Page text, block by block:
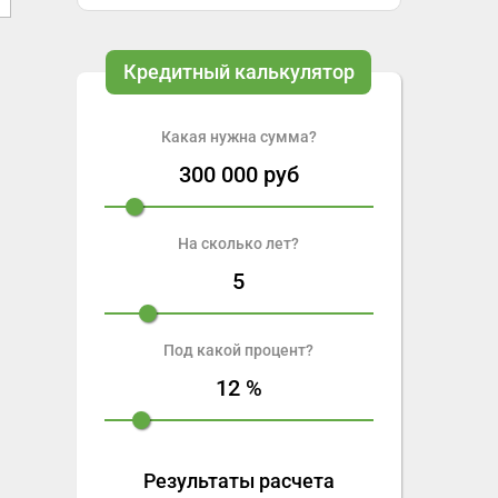
Кредитный калькулятор
Какая нужна сумма?
300 000руб
На сколько лет?
5
Под какой процент?
12%
Результаты расчета